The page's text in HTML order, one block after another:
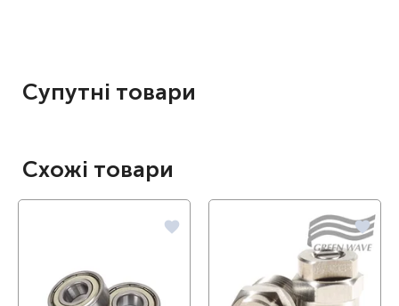
Супутні товари
Схожі товари
favorite favorite